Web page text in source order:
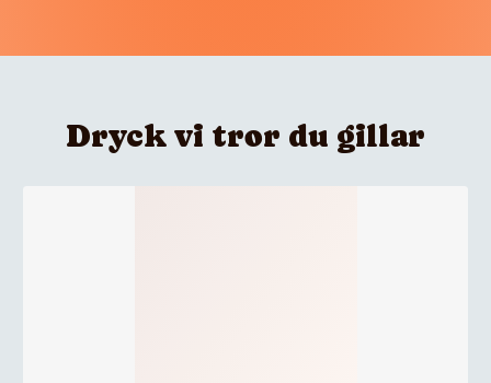
Dryck vi tror du gillar